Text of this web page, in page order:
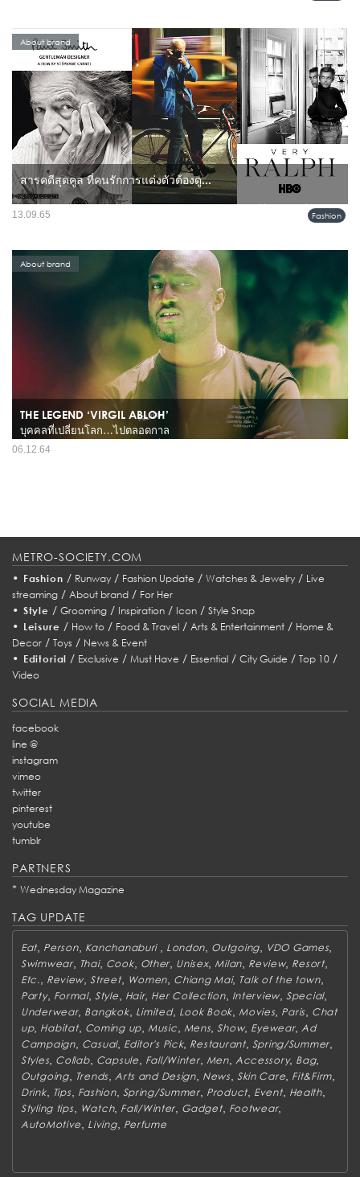
สารคดีสุดคูล ที่คนรักการแต่งตัวต้องดู...
เคยมั้ย? อินกับหนังหรือเพลง จนต้องไปแต่งตัวตาม สำหรับผู้ชายที่ชื่นชอบแฟชั่น รัก
การแต่งตัว และอยากปรับลุคให้ตัวเองดูดีอยู่เสมอ อีกทั้งเป็นคนที่ชอบเสพงานศิลปะ
About brand
Fashion
13.09.65
THE LEGEND ‘VIRGIL ABLOH’
บุคคลที่เปลี่ยนโลก…ไปตลอดกาล
เวอร์จิล แอบโลห์ คิดเสมอว่าไอเดียเกี่ยวกับการออกแบบสถาปัตยกรรมไม่จำเพาะเพียง
About brand
06.12.64
METRO-SOCIETY.COM
• Fashion / Runway/ Fashion Update / Watches & Jewelry/ Live
streaming / About brand / For Her
• Style / Grooming/ Inspiration/ Icon/ Style Snap
• Leisure / How to/ Food & Travel/ Arts & Entertainment/ Home &
Decor / Toys / News & Event
• Editorial / Exclusive /Must Have / Essential /City Guide /Top 10 /
Video
SOCIAL MEDIA
facebook
line @
instagram
vimeo
twitter
pinterest
youtube
tumblr
PARTNERS
* Wednesday Magazine
TAG UPDATE
Eat, Person, Kanchanaburi , London, Outgoing, VDO Games,
Swimwear, Thai, Cook, Other, Unisex,Milan, Review, Resort,
Etc., Review,Street, Women, Chiang Mai, Talk of the town,
Party, Formal, Style, Hair, Her Collection, Interview,Special,
Underwear, Bangkok, Limited, Look Book,Movies, Paris, Chat
up, Habitat, Coming up, Music, Mens,Show, Eyewear,Ad
Campaign, Casual, Editor's Pick, Restaurant, Spring/Summer,
Styles, Collab, Capsule, Fall/Winter, Men, Accessory, Bag,
Outgoing, Trends,Arts and Design, News, Skin Care, Fit&Firm,
Drink, Tips, Fashion, Spring/Summer, Product, Event, Health,
Styling tips, Watch, Fall/Winter, Gadget, Footwear,
AutoMotive, Living, Perfume